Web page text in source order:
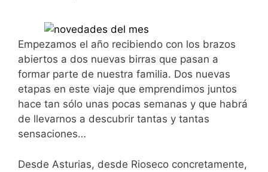
Empezamos el año recibiendo con los brazos
abiertos a dos nuevas birras que pasan a
formar parte de nuestra familia. Dos nuevas
etapas en este viaje que emprendimos juntos
hace tan sólo unas pocas semanas y que habrá
de llevarnos a descubrir tantas y tantas
sensaciones…
Desde Asturias, desde Rioseco concretamente,